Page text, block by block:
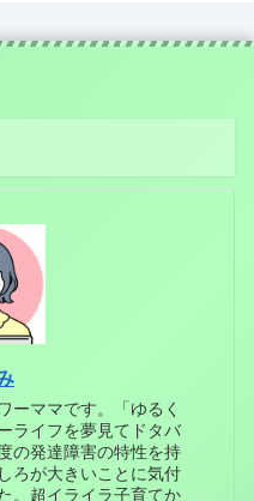
ーママです。「ゆるく
ライフを夢見てドタバ
の発達障害の特性を持
ろが大きいことに気付
。超イライラ子育てか